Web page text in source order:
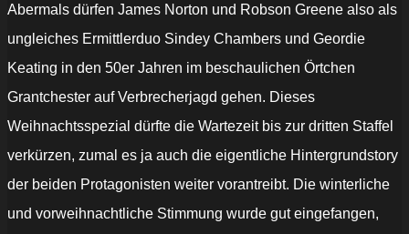
Abermals dürfen James Norton und Robson Greene also als
ungleiches Ermittlerduo Sindey Chambers und Geordie
Keating in den 50er Jahren im beschaulichen Örtchen
Grantchester auf Verbrecherjagd gehen. Dieses
Weihnachtsspezial dürfte die Wartezeit bis zur dritten Staffel
verkürzen, zumal es ja auch die eigentliche Hintergrundstory
der beiden Protagonisten weiter vorantreibt. Die winterliche
und vorweihnachtliche Stimmung wurde gut eingefangen,